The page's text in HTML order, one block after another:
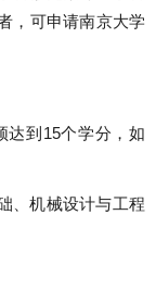
，可申请南京大学
达到 15个学分，如
、机械设计与工程